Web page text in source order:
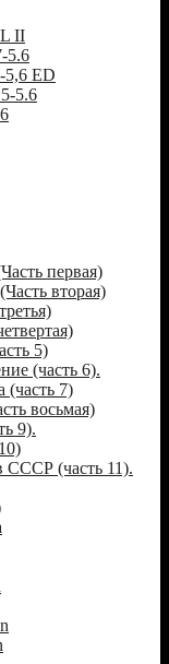
II
5.6
5,6 ED
5.6
первая)
вторая)
5)
(часть 6).
(часть 7)
восьмая)
9).
СССР (часть 11).